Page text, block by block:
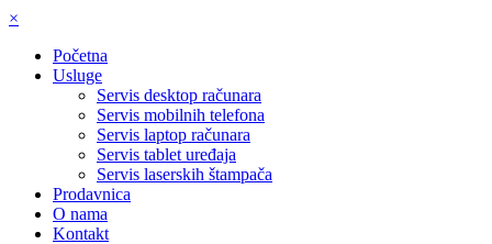
×
Početna
Usluge
Servis desktop računara
Servis mobilnih telefona
Servis laptop računara
Servis tablet uređaja
Servis laserskih štampača
Prodavnica
O nama
Kontakt